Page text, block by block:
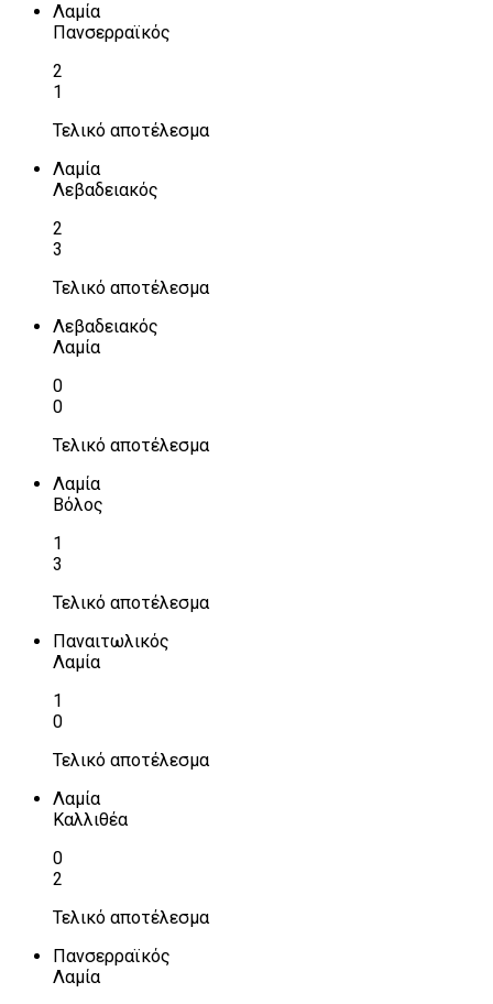
Λαμία
Πανσερραϊκός
2
1
Τελικό αποτέλεσμα
Λαμία
Λεβαδειακός
2
3
Τελικό αποτέλεσμα
Λεβαδειακός
Λαμία
0
0
Τελικό αποτέλεσμα
Λαμία
Βόλος
1
3
Τελικό αποτέλεσμα
Παναιτωλικός
Λαμία
1
0
Τελικό αποτέλεσμα
Λαμία
Καλλιθέα
0
2
Τελικό αποτέλεσμα
Πανσερραϊκός
Λαμία